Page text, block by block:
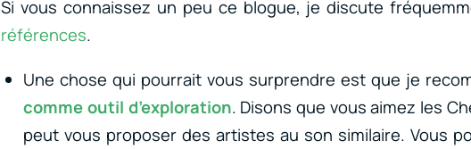
Si vous connaissez un peu ce blogue, je discute
références.
Une chose qui pourrait vous surprendre est que je
comme outil d’exploration. Disons que vous aimez les
peut vous proposer des artistes au son similaire. Vous